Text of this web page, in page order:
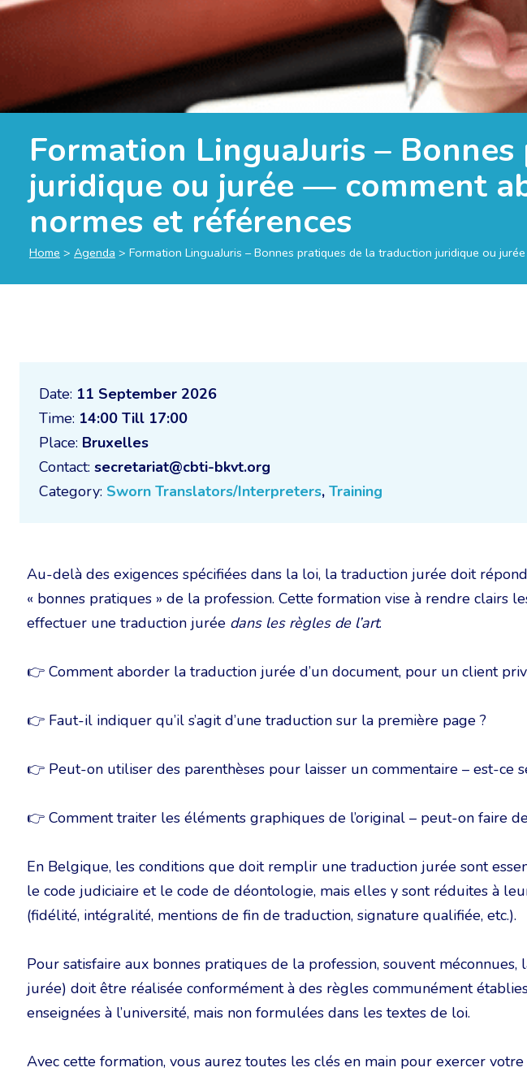
Formation LinguaJuris –
juridique ou jurée — comment
normes et références
Home > Agenda > Formation LinguaJuris – Bonnes pratiques de la traduction juridique ou
Date: 11 September 2026
Time: 14:00 Till 17:00
Place: Bruxelles
Contact: secretariat@cbti-bkvt.org
Category: Sworn Translators/Interpreters, Training
Au-delà des exigences spécifiées dans la loi, la traduction jurée doit
« bonnes pratiques » de la profession. Cette formation vise à rendre clairs
effectuer une traduction jurée dans les règles de l’art.
👉 Comment aborder la traduction jurée d’un document, pour un client
👉 Faut-il indiquer qu’il s’agit d’une traduction sur la première page ?
👉 Peut-on utiliser des parenthèses pour laisser un commentaire – est-ce
👉 Comment traiter les éléments graphiques de l’original – peut-on faire
En Belgique, les conditions que doit remplir une traduction jurée sont
le code judiciaire et le code de déontologie, mais elles y sont réduites à
(fidélité, intégralité, mentions de fin de traduction, signature qualifiée, etc.).
Pour satisfaire aux bonnes pratiques de la profession, souvent
jurée) doit être réalisée conformément à des règles communément
enseignées à l’université, mais non formulées dans les textes de loi.
Avec cette formation, vous aurez toutes les clés en main pour exercer